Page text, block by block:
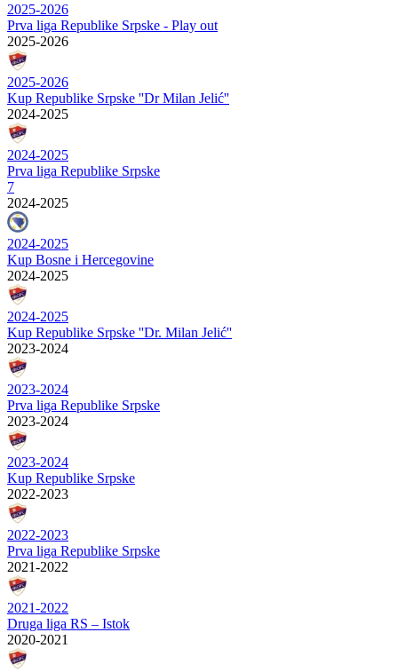
2025-2026
Prva liga Republike Srpske - Play out
2025-2026
2025-2026
Kup Republike Srpske ''Dr Milan Jelić''
2024-2025
2024-2025
Prva liga Republike Srpske
7
2024-2025
2024-2025
Kup Bosne i Hercegovine
2024-2025
2024-2025
Kup Republike Srpske ''Dr. Milan Jelić''
2023-2024
2023-2024
Prva liga Republike Srpske
2023-2024
2023-2024
Kup Republike Srpske
2022-2023
2022-2023
Prva liga Republike Srpske
2021-2022
2021-2022
Druga liga RS – Istok
2020-2021